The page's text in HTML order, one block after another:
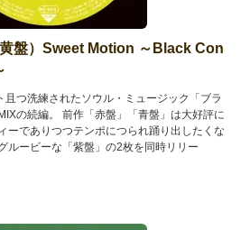
盤）Sweet Motion ～Black Con
且つ洗練されたソウル・ミュージック「ブラ
の続編。 前作「赤盤」「青盤」は大好評に
ーでありつつテンポにつられ踊り出したくな
ルービーな「紫盤」の2枚を同時リリー